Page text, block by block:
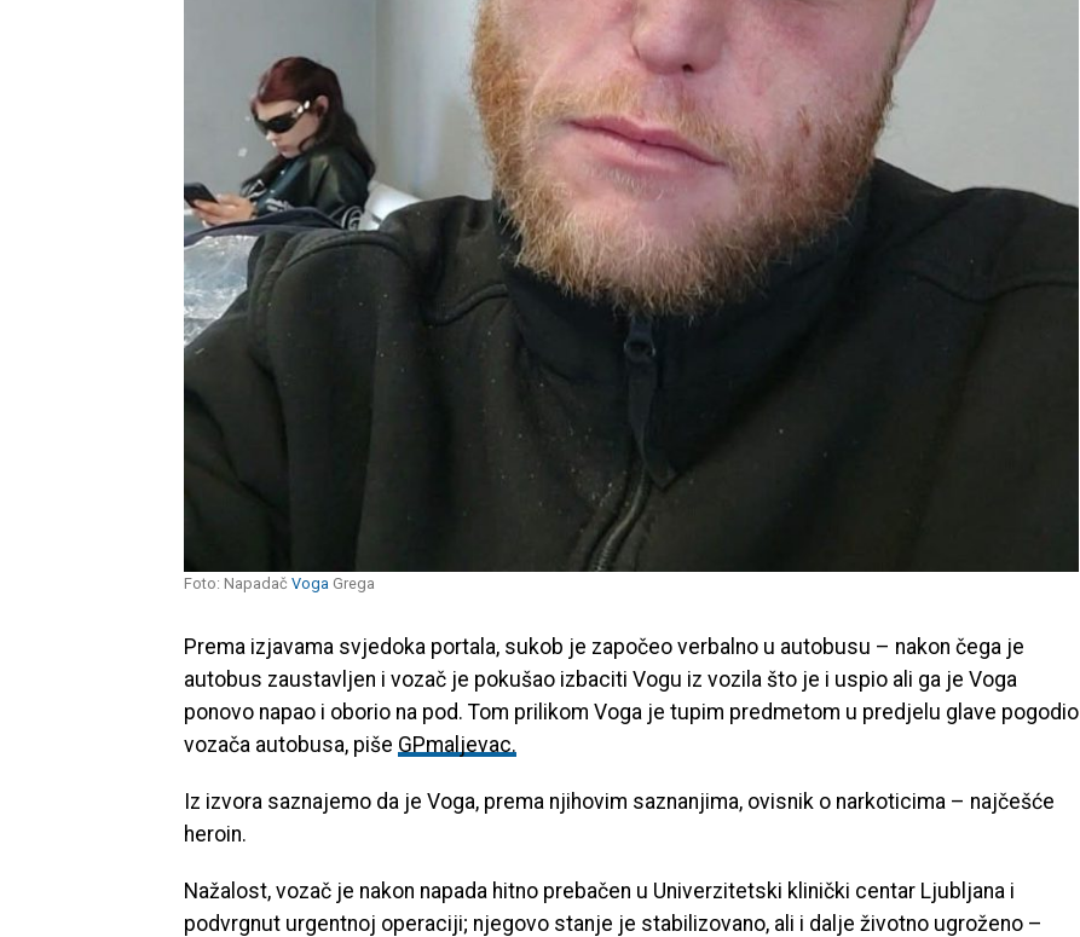
Foto: Napadač Voga Grega
Prema izjavama svjedoka portala, sukob je započeo verbalno u autobusu – nakon čega je
autobus zaustavljen i vozač je pokušao izbaciti Vogu iz vozila što je i uspio ali ga je Voga
ponovo napao i oborio na pod. Tom prilikom Voga je tupim predmetom u predjelu glave pogodio
vozača autobusa, piše GPmaljevac.
Iz izvora saznajemo da je Voga, prema njihovim saznanjima, ovisnik o narkoticima – najčešće
heroin.
Nažalost, vozač je nakon napada hitno prebačen u Univerzitetski klinički centar Ljubljana i
podvrgnut urgentnoj operaciji; njegovo stanje je stabilizovano, ali i dalje životno ugroženo –